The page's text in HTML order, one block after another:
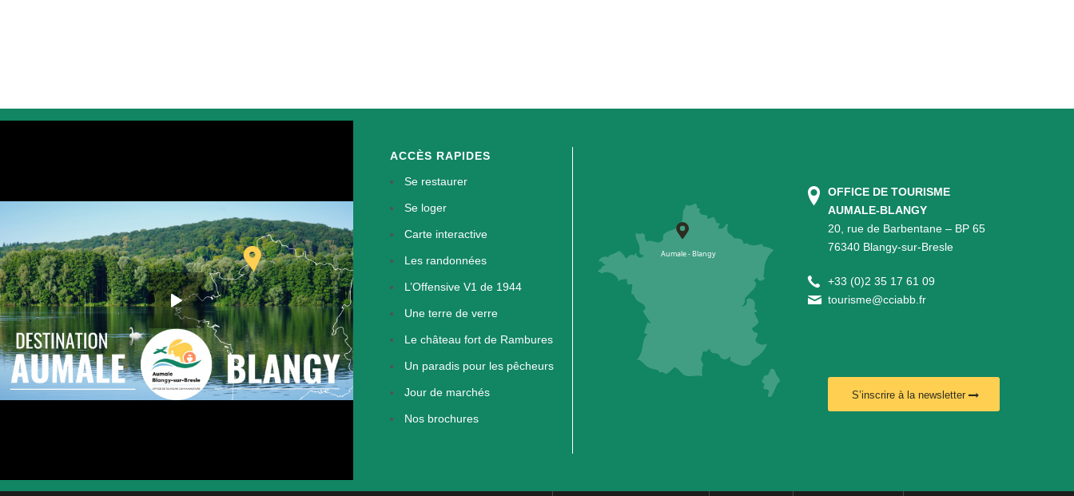
ACCÈS RAPIDES
Se restaurer
Se loger
Carte interactive
Les randonnées
L’Offensive V1 de 1944
Une terre de verre
Le château fort de Rambures
Un paradis pour les pêcheurs
Jour de marchés
Nos brochures
OFFICE DE TOURISME
AUMALE-BLANGY
20, rue de Barbentane – BP 65
76340 Blangy-sur-Bresle
+33 (0)2 35 17 61 09
tourisme@cciabb.fr
S’inscrire à la newsletter